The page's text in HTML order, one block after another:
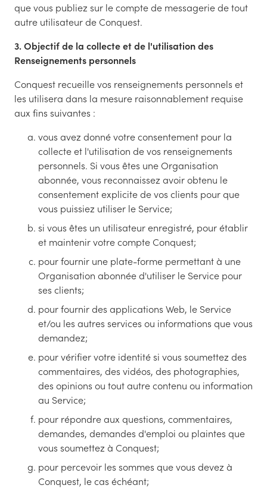
que vous publiez sur le compte de messagerie de tout
autre utilisateur de Conquest.
3. Objectif de la collecte et de l'utilisation des
Renseignements personnels
Conquest recueille vos renseignements personnels et
les utilisera dans la mesure raisonnablement requise
aux fins suivantes :
vous avez donné votre consentement pour la
collecte et l'utilisation de vos renseignements
personnels. Si vous êtes une Organisation
abonnée, vous reconnaissez avoir obtenu le
consentement explicite de vos clients pour que
vous puissiez utiliser le Service;
si vous êtes un utilisateur enregistré, pour établir
et maintenir votre compte Conquest;
pour fournir une plate-forme permettant à une
Organisation abonnée d'utiliser le Service pour
ses clients;
pour fournir des applications Web, le Service
et/ou les autres services ou informations que vous
demandez;
pour vérifier votre identité si vous soumettez des
commentaires, des vidéos, des photographies,
des opinions ou tout autre contenu ou information
au Service;
pour répondre aux questions, commentaires,
demandes, demandes d'emploi ou plaintes que
vous soumettez à Conquest;
pour percevoir les sommes que vous devez à
Conquest, le cas échéant;